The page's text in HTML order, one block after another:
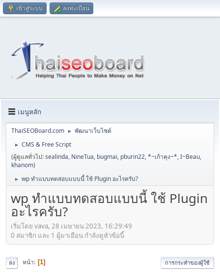
เข้าสู่ระบบ ลงทะเบียน
เมนูหลัก
ThaiSEOBoard.com ► พัฒนาเว็บไซต์
►
CMS & Free Script
(ผู้ดูแลทั่วไป:sealinda, NineTua, bugmai, pburin22,*~เก้าคุง~*,I~Beau,
khanom)
► wp ทำแบบทดสอบแบบนี้ ใช้ Plugin อะไรครับ?
wp ทำแบบทดสอบแบบนี้ ใช้ Plugin
อะไรครับ?
เริ่มโดย vava, 28 เมษายน 2023, 16:29:49
0 สมาชิก และ 1 ผู้มาเยือน กำลังดูหัวข้อนี้
ลง หน้า 1 การกระทำของผู้ใช้